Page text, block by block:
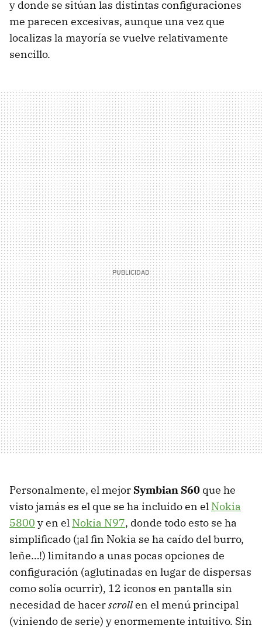
y donde se sitúan las distintas configuraciones
me parecen excesivas, aunque una vez que
localizas la mayoría se vuelve relativamente
sencillo.
Personalmente, el mejor Symbian S60 que he
visto jamás es el que se ha incluido en el Nokia
5800 y en el Nokia N97, donde todo esto se ha
simplificado (¡al fin Nokia se ha caído del burro,
leñe…!) limitando a unas pocas opciones de
configuración (aglutinadas en lugar de dispersas
como solía ocurrir), 12 iconos en pantalla sin
necesidad de hacerscrollen el menú principal
(viniendo de serie) y enormemente intuitivo. Sin